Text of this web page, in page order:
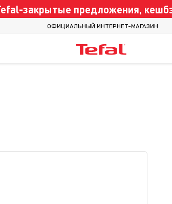
закрытые предложения,
ОФИЦИАЛЬНЫЙ ИНТЕРНЕТ-МАГАЗИН